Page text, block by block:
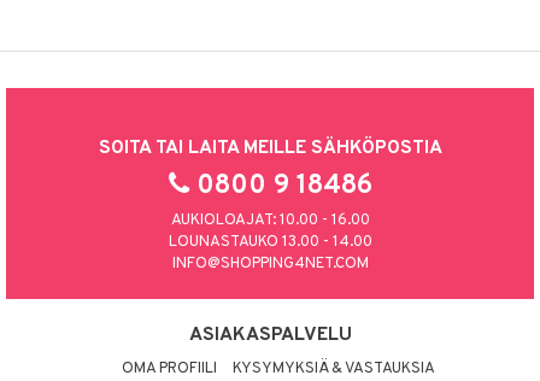
SOITA TAI LAITA MEILLE SÄHKÖPOSTIA
0800 9 18486
AUKIOLOAJAT: 10.00 - 16.00
LOUNASTAUKO 13.00 - 14.00
INFO@SHOPPING4NET.COM
ASIAKASPALVELU
OMA PROFIILI KYSYMYKSIÄ & VASTAUKSIA